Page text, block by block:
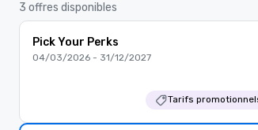
3 offres disponibles
Pick Your Perks
04/03/2026 - 31/12/2027
Tarifs